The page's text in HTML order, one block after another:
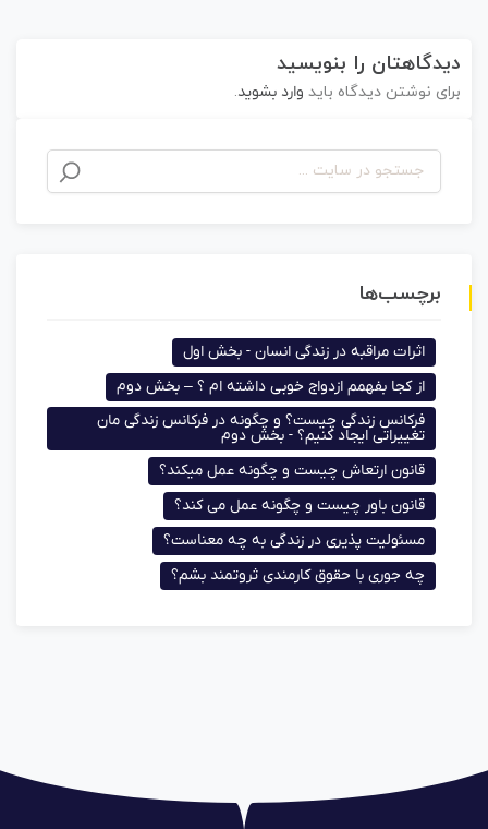
دیدگاهتان را بنویسید
برای نوشتن دیدگاه بایدوارد بشوید.
برچسب‌ها
اثرات مراقبه در زندگی انسان - بخش اول
از کجا بفهمم ازدواج خوبی داشته ام ؟ – بخش دوم
فرکانس زندگی چیست؟ و چگونه در فرکانس زندگی مان
تغییراتی ایجاد کنیم؟ - بخش دوم
قانون ارتعاش چیست و چگونه عمل میکند؟
قانون باور چیست و چگونه عمل می کند؟
مسئولیت پذیری در زندگی به چه معناست؟
چه جوری با حقوق کارمندی ثروتمند بشم؟